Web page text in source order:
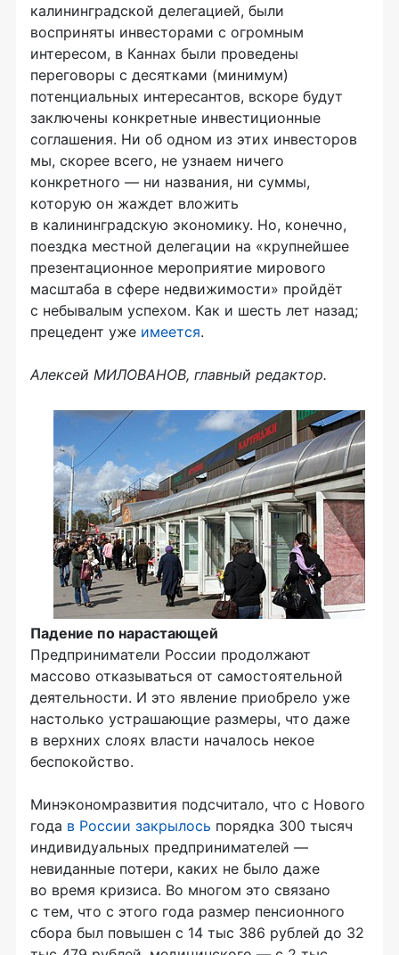
калининградской делегацией, были
восприняты инвесторами с огромным
интересом, в Каннах были проведены
переговоры с десятками (минимум)
потенциальных интересантов, вскоре будут
заключены конкретные инвестиционные
соглашения. Ни об одном из этих инвесторов
мы, скорее всего, не узнаем ничего
конкретного — ни названия, ни суммы,
которую он жаждет вложить
в калининградскую экономику. Но, конечно,
поездка местной делегации на «крупнейшее
презентационное мероприятие мирового
масштаба в сфере недвижимости» пройдёт
с небывалым успехом. Как и шесть лет назад;
прецедент уже имеется.
Алексей МИЛОВАНОВ, главный редактор.
Падение по нарастающей
Предприниматели России продолжают
массово отказываться от самостоятельной
деятельности. И это явление приобрело уже
настолько устрашающие размеры, что даже
в верхних слоях власти началось некое
беспокойство.
Минэкономразвития подсчитало, что с Нового
года в России закрылось порядка 300 тысяч
индивидуальных предпринимателей —
невиданные потери, каких не было даже
во время кризиса. Во многом это связано
с тем, что с этого года размер пенсионного
сбора был повышен с 14 тыс 386 рублей до 32